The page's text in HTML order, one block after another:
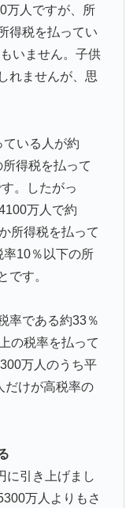
ならはしない」
60億円で正式オファ
か（ブルブル）」
いけど、それでも
が語る忘れられな
た」2002年と
の子と女の子が受
に敬遠四球が多か
の突然変異だぞ」
地サポが歓迎！ア
応】
超石器時代だった
いうチョコレート
タルパレス加入が
地サポが歓迎！ア
応】
万人ですが、所
得税を払ってい
いません。子供
れませんが、思
いる人が約
得税を払って
。したがっ
万人で約
所得税を払って
率10％以下の所
です。
率である約33％
の税率を払って
万人のうち平
だけが高税率の
に引き上げまし
万人よりもさ